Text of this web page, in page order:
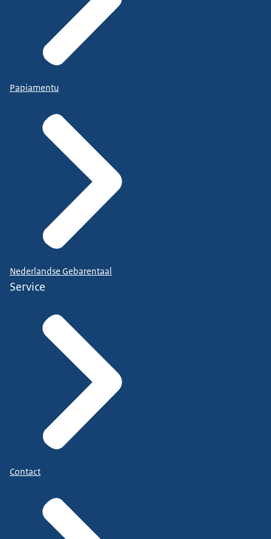
Papiamentu
Nederlandse Gebarentaal
Service
Contact